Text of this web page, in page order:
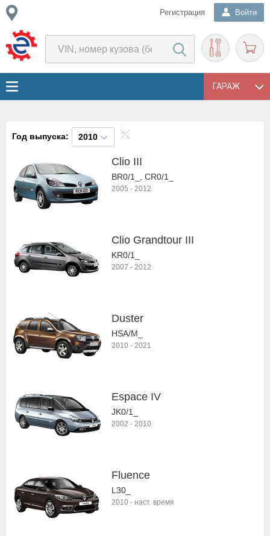
Регистрация Войти
ГАРАЖ
Год выпуска: 2010
Clio III
BR0/1_, CR0/1_
2005 - 2012
Clio Grandtour III
KR0/1_
2007 - 2012
Duster
HSA/M_
2010 - 2021
Espace IV
JK0/1_
2002 - 2010
Fluence
L30_
2010 - наст. время